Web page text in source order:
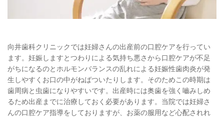
向井歯科クリニックでは妊婦さんの出産前の口腔ケアを行ってい
ます。妊娠しますとつわりによる気持ち悪さから口腔ケアが不足
がちになるのとホルモンバランスの乱れによる妊娠性歯肉炎が発
生しやすくお口の中がねばついたりします。そのためこの時期は
歯周病と虫歯になりやすいです。出産時には奥歯を強く嚙みしめ
るため出産までに治療しておく必要があります。当院では妊婦さ
んの口腔ケア指導をしておりますが、お薬の服用など心配されれ